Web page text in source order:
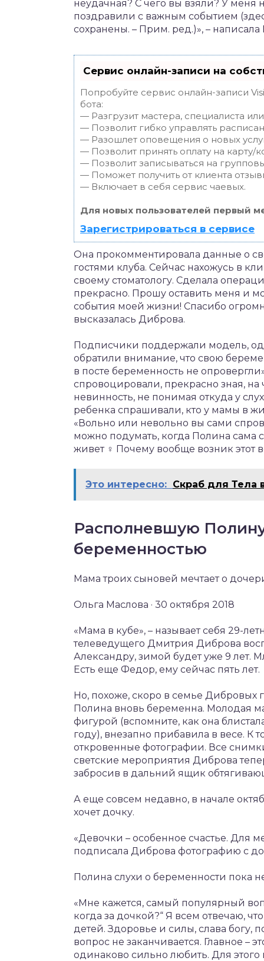
неудачная? С чего вы взяли? У меня
поздравили с важным событием
сохранены. – Прим. ред.)», –
Сервис онлайн-записи на
Попробуйте сервис онлайн-записи
бота:
— Разгрузит мастера, специалиста
— Позволит гибко управлять
— Разошлет оповещения о новых
— Позволит принять оплату на карту/
— Позволит записываться на
— Поможет получить от клиента
— Включает в себя сервис чаевых.
Для новых пользователей первый
Зарегистрироваться в сервисе
Она прокомментировала данные о
гостями клуба. Сейчас нахожусь в
своему стоматологу. Сделала
прекрасно. Прошу оставить меня и
события моей жизни! Спасибо
высказалась Диброва.
Подписчики поддержали модель,
обратили внимание, что свою
в посте беременность не
спровоцировали, прекрасно зная, на
невинность, не понимая откуда у
ребенка спрашивали, кто у мамы в
«Вольно или невольно вы сами
можно подумать, когда Полина сама
живет ‍♀️ Почему вообще возник этот
Это интересно: Скраб для Тела
Располневшую
беременностью
Мама троих сыновей мечтает о
Ольга Маслова · 30 октября 2018
«Мама в кубе», – называет себя 29-
телеведущего Дмитрия Диброва
Александру, зимой будет уже 9 лет.
Есть еще Федор, ему сейчас пять лет.
Но, похоже, скоро в семье Дибровых
Полина вновь беременна. Молодая
фигурой (вспомните, как она
году), внезапно прибавила в весе. К
откровенные фотографии. Все
светские мероприятия Диброва
забросив в дальний ящик
А еще совсем недавно, в начале
хочет дочку.
«Девочки – особенное счастье. Для
подписала Диброва фотографию с
Полина слухи о беременности пока
«Мне кажется, самый популярный
когда за дочкой?“ Я всем отвечаю,
детей. Здоровье и силы, слава
вопрос не заканчивается. Главное –
одинаково сильно любить. Для